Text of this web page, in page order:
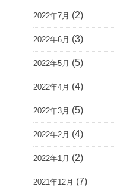
2022年7月 (2)
2022年6月 (3)
2022年5月 (5)
2022年4月 (4)
2022年3月 (5)
2022年2月 (4)
2022年1月 (2)
2021年12月 (7)